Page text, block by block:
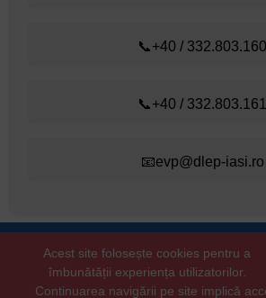
📞+40 / 332.803.160
📞+40 / 332.803.161
📧evp@dlep-iasi.ro
+40 /
Starea civilă:
+40 /
Copyright © 2026 dlep-iasi.ro
Acest site folosește cookies pentru a
îmbunătății experiența utilizatorilor.
Continuarea navigării pe site implică